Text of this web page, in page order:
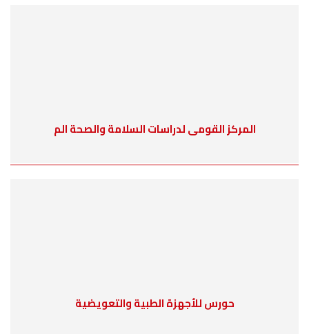
المركز القومى لدراسات السلامة والصحة الم
حورس للأجهزة الطبية والتعويضية